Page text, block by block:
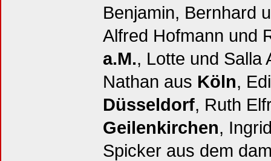
Benjamin, Bernhard
Alfred Hofmann und
a.M., Lotte und Salla
Nathan aus Köln,
Düsseldorf, Ruth
Geilenkirchen,
Spicker aus dem